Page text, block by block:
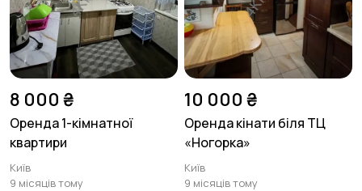
8 000 ₴
Оренда 1-кімнатної
квартири
Київ
9 місяців тому
10 000 ₴
Оренда кінати біля ТЦ
«Ногорка»
Київ
9 місяців тому